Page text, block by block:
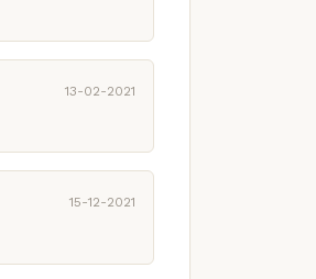
13-02-2021
15-12-2021